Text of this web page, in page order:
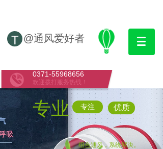
@通风爱好者
T
0371-55968656
欢迎拨打服务热线！
专业 专注 优质
组合通风，系统解决。